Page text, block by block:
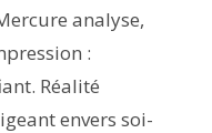
analyse,
:
Réalité
envers soi-